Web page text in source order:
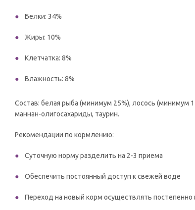
Белки: 34%
Жиры: 10%
Клетчатка: 8%
Влажность: 8%
Состав: белая рыба (минимум 25%), лосось (минимум
маннан-олигосахариды, таурин.
Рекомендации по кормлению:
Суточную норму разделить на 2-3 приема
Обеспечить постоянный доступ к свежей воде
Переход на новый корм осуществлять постепенно